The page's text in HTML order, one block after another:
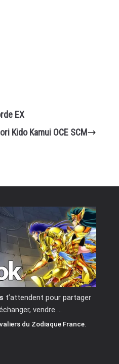
EX
Kido Kamui OCE SCM
t’attendent pour partager
vendre …
du Zodiaque France.